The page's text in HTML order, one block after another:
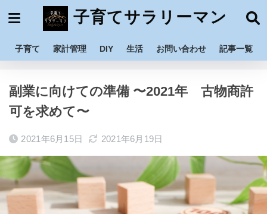
子育てサラリーマン
子育て 家計管理 DIY 生活 お問い合わせ 記事一覧
ホーム 家計管理 副業
副業に向けての準備 〜2021年 古物商許
可を求めて〜
2021年6月15日 2021年6月19日